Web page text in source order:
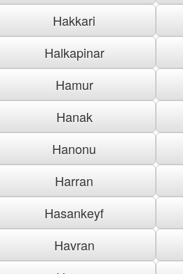
Hakkari
Halkapinar
Hamur
Hanak
Hanonu
Harran
Hasankeyf
Havran